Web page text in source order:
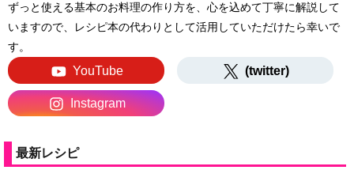
ずっと使える基本のお料理の作り方を、心を込めて丁寧に解説して
いますので、レシピ本の代わりとして活用していただけたら幸いで
す。
YouTube (twitter)
Instagram
最新レシピ